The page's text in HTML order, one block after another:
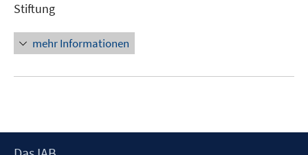
Stiftung
mehr Informationen
Footer